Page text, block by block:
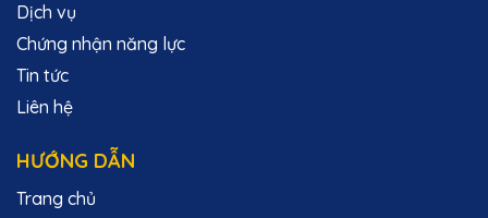
Dịch vụ
Chứng nhận năng lực
Tin tức
Liên hệ
HƯỚNG DẪN
Trang chủ